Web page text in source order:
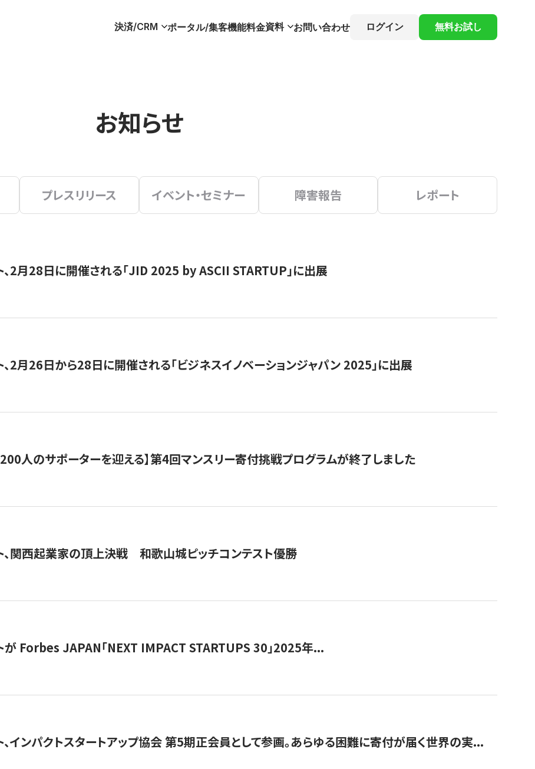
決済/CRM ポータル/集客機能料金資料 お問い合わせ ログイン 無料お試し
お知らせ
プレスリリース イベント・セミナー 障害報告 レポート
、2月28日に開催される「JID 2025 by ASCII STARTUP」に出展
、2月26日から28日に開催される「ビジネスイノベーションジャパン 2025」に出展
人のサポーターを迎える】​​第4回マンスリー寄付挑戦プログラムが終了しました
、関西起業家の頂上決戦 和歌山城ピッチコンテスト優勝
が Forbes JAPAN「NEXT IMPACT STARTUPS 30」2025年...
、インパクトスタートアップ協会 第5期正会員として参画。あらゆる困難に寄付が届く世界の実...